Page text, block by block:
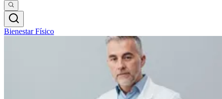
Bienestar Físico